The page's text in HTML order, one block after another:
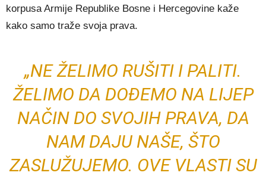
korpusa Armije Republike Bosne i Hercegovine kaže
kako samo traže svoja prava.
„NE ŽELIMO RUŠITI I PALITI.
ŽELIMO DA DOĐEMO NA LIJEP
NAČIN DO SVOJIH PRAVA, DA
NAM DAJU NAŠE, ŠTO
ZASLUŽUJEMO. OVE VLASTI SU